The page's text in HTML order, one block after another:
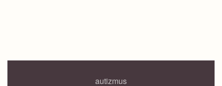
autizmus